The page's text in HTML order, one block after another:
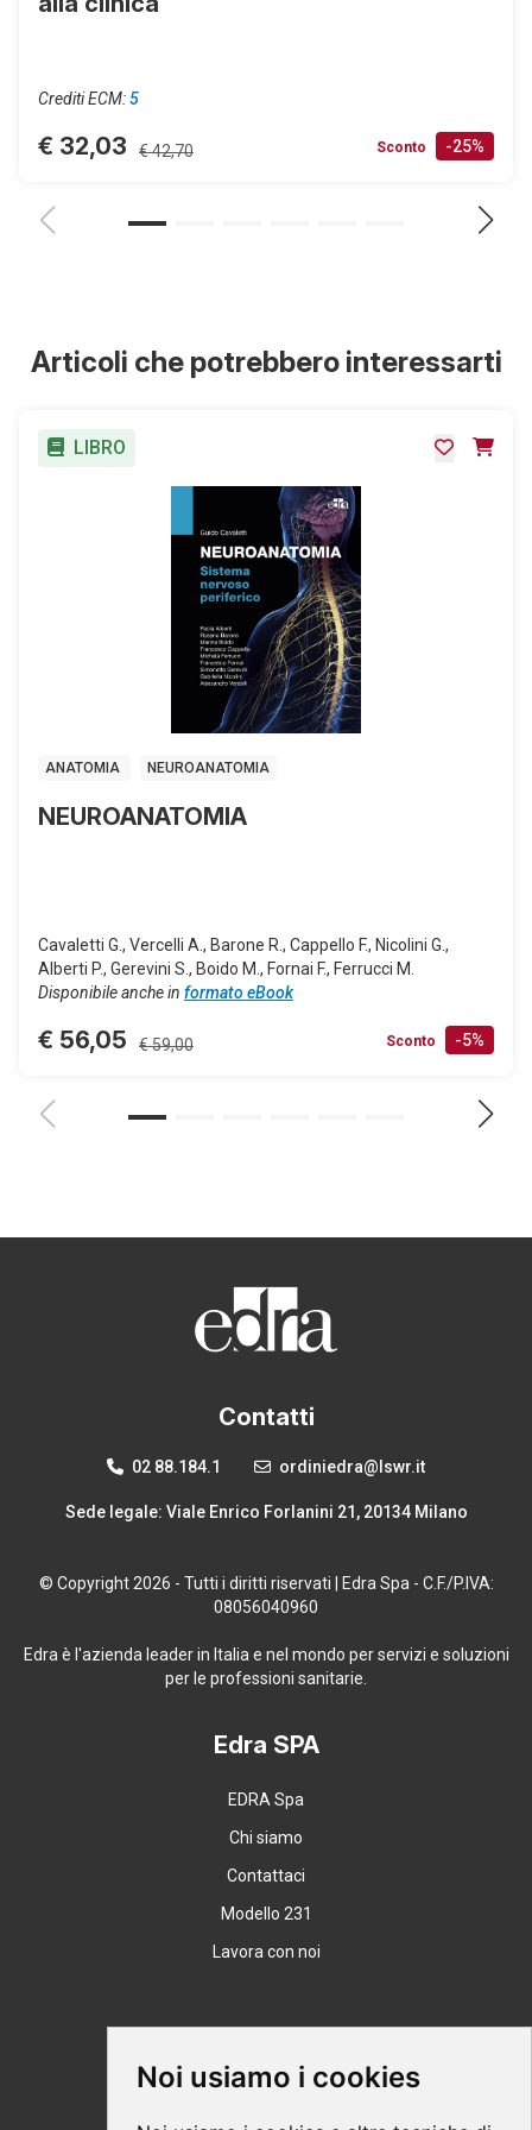
Noi usiamo i cookies
Crediti ECM:5
€ 32,03 € 42,70 Sconto -25%
Articoli che potrebbero interessarti
LIBRO
ANATOMIA NEUROANATOMIA
NEUROANATOMIA
Cavaletti G., Vercelli A., Barone R., Cappello F., Nicolini G.,
Alberti P., Gerevini S., Boido M., Fornai F., Ferrucci M.
Disponibile anche in formato eBook
€ 56,05 € 59,00 Sconto -5%
Contatti
02 88.184.1 ordiniedra@lswr.it
Sede legale: Viale Enrico Forlanini 21, 20134 Milano
© Copyright 2026 - Tutti i diritti riservati | Edra Spa - C.F./P.IVA:
08056040960
Edra è l'azienda leader in Italia e nel mondo per servizi e soluzioni
per le professioni sanitarie.
Edra SPA
EDRA Spa
Chi siamo
Contattaci
Modello 231
Lavora con noi
Supporto